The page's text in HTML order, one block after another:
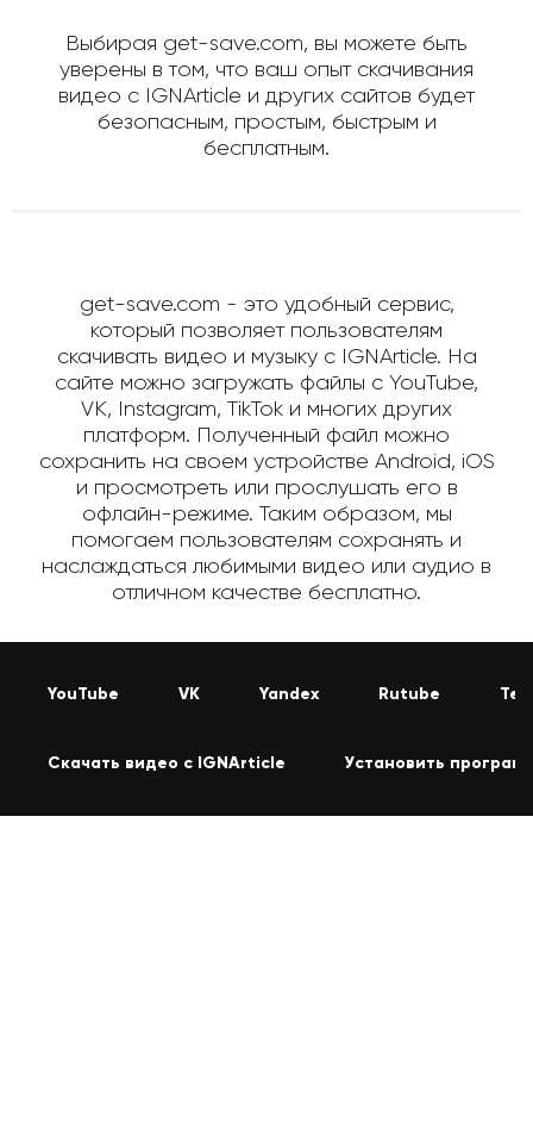
Выбирая get-save.com, вы можете быть
уверены в том, что ваш опыт скачивания
видео с IGNArticle и других сайтов будет
безопасным, простым, быстрым и
бесплатным.
get-save.com - это удобный сервис,
который позволяет пользователям
скачивать видео и музыку с IGNArticle. На
сайте можно загружать файлы с YouTube,
VK, Instagram, TikTok и многих других
платформ. Полученный файл можно
сохранить на своем устройстве Android, iOS
и просмотреть или прослушать его в
офлайн-режиме. Таким образом, мы
помогаем пользователям сохранять и
наслаждаться любимыми видео или аудио в
отличном качестве бесплатно.
YouTube VK Yandex Rutube
Скачать видео с IGNArticle Установить